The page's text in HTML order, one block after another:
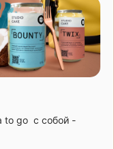
to go с собой -